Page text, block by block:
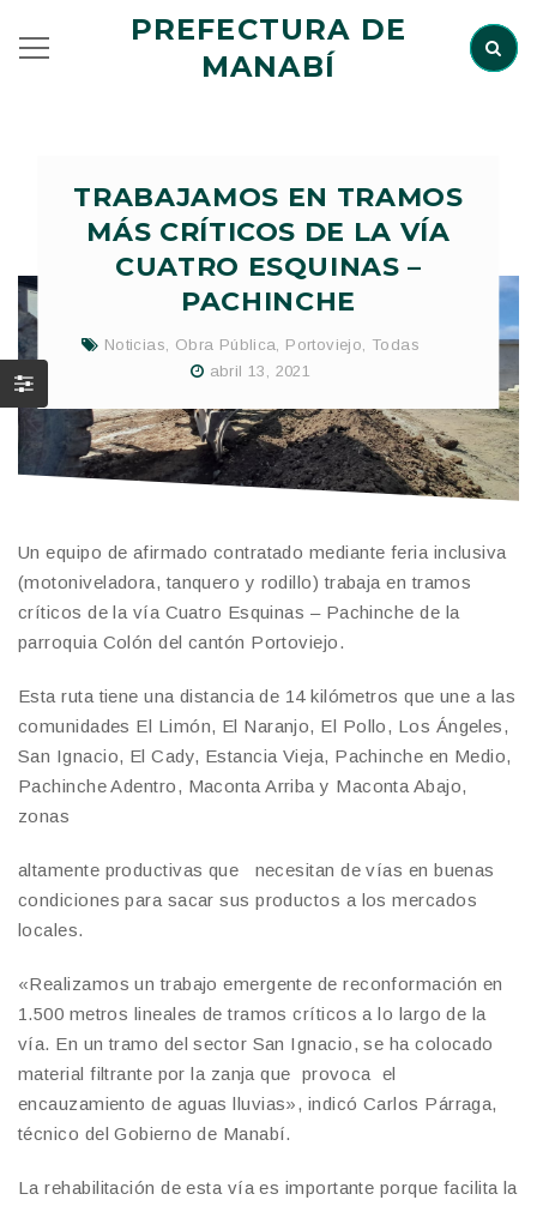
PREFECTURA DE
MANABÍ
TRABAJAMOS EN TRAMOS
MÁS CRÍTICOS DE LA VÍA
CUATRO ESQUINAS –
PACHINCHE
Noticias Obra Pública Portoviejo
Todas
abril 13, 2021
Un equipo de afirmado contratado mediante feria inclusiva
(motoniveladora, tanquero y rodillo) trabaja en tramos
críticos de la vía Cuatro Esquinas – Pachinche de la
parroquia Colón del cantón Portoviejo.
Esta ruta tiene una distancia de 14 kilómetros que une a las
comunidades El Limón, El Naranjo, El Pollo, Los Ángeles,
San Ignacio, El Cady, Estancia Vieja, Pachinche en Medio,
Pachinche Adentro, Maconta Arriba y Maconta Abajo,
zonas
altamente productivas que necesitan de vías en buenas
condiciones para sacar sus productos a los mercados
locales.
«Realizamos un trabajo emergente de reconformación en
1.500 metros lineales de tramos críticos a lo largo de la
vía. En un tramo del sector San Ignacio, se ha colocado
material filtrante por la zanja que provoca el
encauzamiento de aguas lluvias», indicó Carlos Párraga,
técnico del Gobierno de Manabí.
La rehabilitación de esta vía es importante porque facilita la